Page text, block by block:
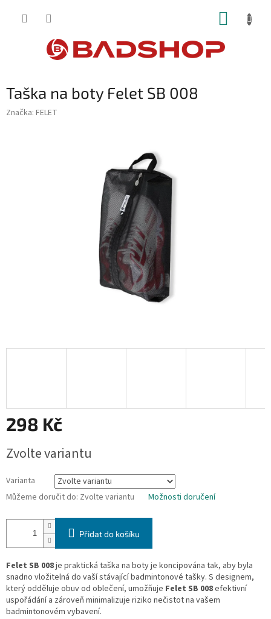
Taška na boty Felet SB 008
Značka: FELET
298 Kč
cena:
Zvolte variantu
Varianta
Můžeme doručit do: Zvolte variantu Možnosti doručení
Přidat do košíku
Felet SB 008je praktická taška na boty je koncipována tak, aby byla
snadno vložitelná do vaší stávající badmintonové tašky. S designem,
který odděluje obuv od oblečení, umožňuje Felet SB 008efektivní
uspořádání a zároveň minimalizuje riziko nečistot na vašem
badmintonovém vybavení.